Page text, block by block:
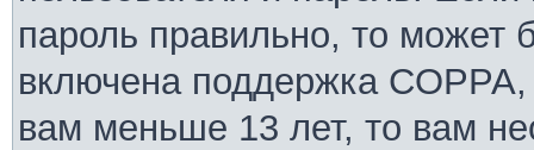
пароль правильно, то может
включена поддержка
вам меньше 13 лет, то вам